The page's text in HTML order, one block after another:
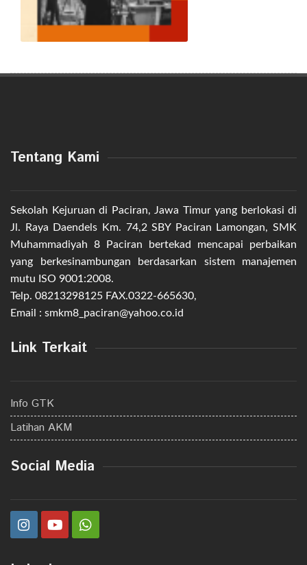
Tentang Kami
Sekolah Kejuruan di Paciran, Jawa Timur yang berlokasi di
Jl. Raya Daendels Km. 74,2 SBY Paciran Lamongan, SMK
Muhammadiyah 8 Paciran bertekad mencapai perbaikan
yang berkesinambungan berdasarkan sistem manajemen
mutu ISO 9001:2008.
Telp. 08213298125 FAX.0322-665630,
Email : smkm8_paciran@yahoo.co.id
Link Terkait
Info GTK
Latihan AKM
Social Media